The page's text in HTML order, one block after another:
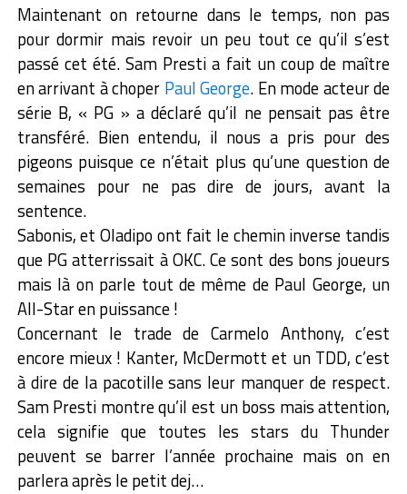
Maintenant on retourne dans le temps, non pas
pour dormir mais revoir un peu tout ce qu’il s’est
passé cet été. Sam Presti a fait un coup de maître
en arrivant à choper Paul George. En mode acteur de
série B, « PG » a déclaré qu’il ne pensait pas être
transféré. Bien entendu, il nous a pris pour des
pigeons puisque ce n’était plus qu’une question de
semaines pour ne pas dire de jours, avant la
sentence.
Sabonis, et Oladipo ont fait le chemin inverse tandis
que PG atterrissait à OKC. Ce sont des bons joueurs
mais là on parle tout de même de Paul George, un
All-Star en puissance !
Concernant le trade de Carmelo Anthony, c’est
encore mieux ! Kanter, McDermott et un TDD, c’est
à dire de la pacotille sans leur manquer de respect.
Sam Presti montre qu’il est un boss mais attention,
cela signifie que toutes les stars du Thunder
peuvent se barrer l’année prochaine mais on en
parlera après le petit dej…